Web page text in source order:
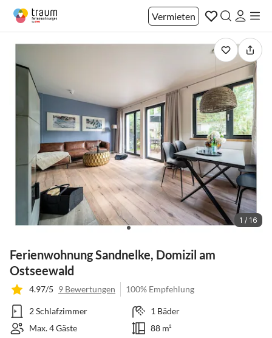
Vermieten
1 / 16
Ferienwohnung Sandnelke, Domizil am
Ostseewald
4.97/5 9 Bewertungen 100% Empfehlung
2 Schlafzimmer
1 Bäder
Max. 4 Gäste
88 m²